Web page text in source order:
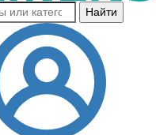
Найти